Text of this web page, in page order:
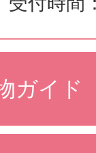
ガイド